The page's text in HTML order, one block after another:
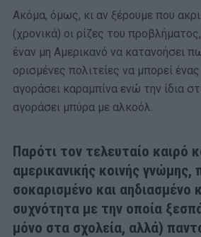
Ακόμα, όμως, κι αν ξέρουμε που
(χρονικά) οι ρίζες του
έναν μη Αμερικανό να κατανοήσει
ορισμένες πολιτείες να μπορεί
αγοράσει καραμπίνα ενώ την ίδια
αγοράσει μπύρα με αλκοόλ.
Παρότι τον τελευταίο καιρό
αμερικανικής κοινής
σοκαρισμένο και αηδιασμένο
συχνότητα με την οποία
μόνο στα σχολεία, αλλά)